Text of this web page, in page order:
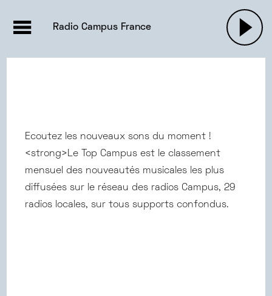
ACTUALITÉS
EMISSIONS |
PODCASTS
Radio Campus France
Ecoutez les nouveaux sons du moment !
<strong>Le Top Campus est le classement
mensuel des nouveautés musicales les plus
diffusées sur le réseau des radios Campus, 29
radios locales, sur tous supports confondus.